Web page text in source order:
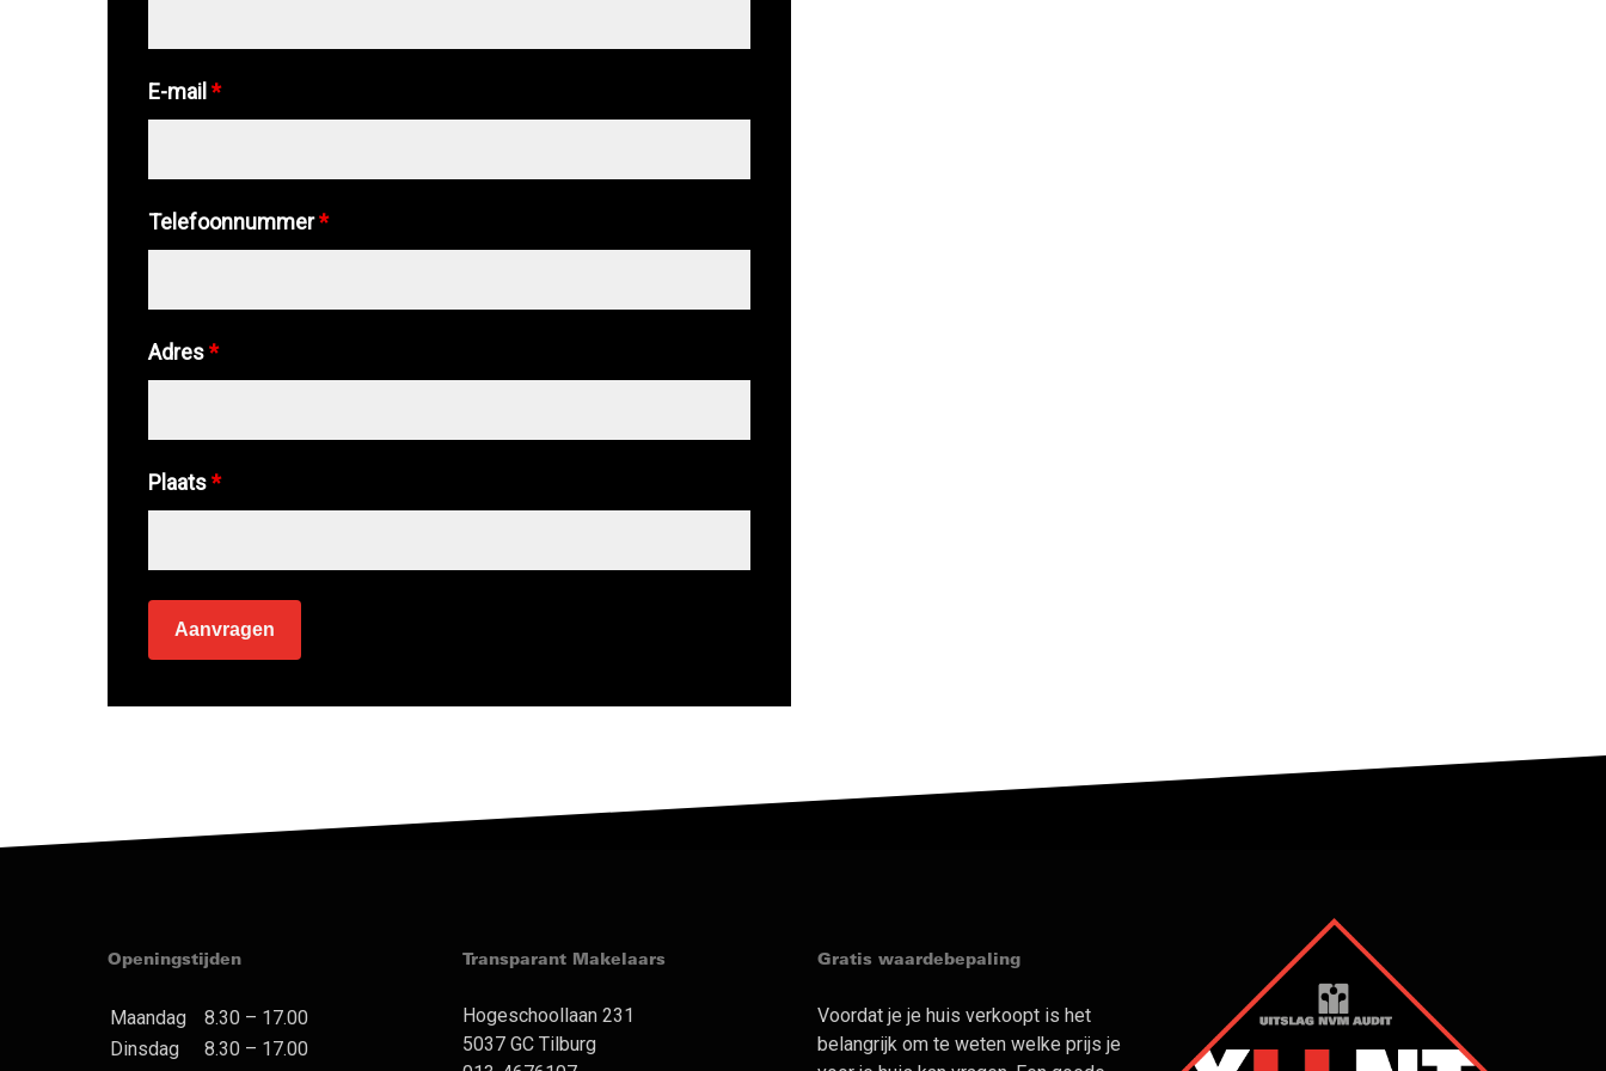
E-mail *
Telefoonnummer*
Adres*
Plaats*
Openingstijden
Maandag
8.30 – 17.00
Dinsdag
8.30 – 17.00
Transparant Makelaars
Hogeschoollaan 231
5037 GC Tilburg
Gratis waardebepaling
Voordat je je huis verkoopt is het
belangrijk om te weten welke prijs je